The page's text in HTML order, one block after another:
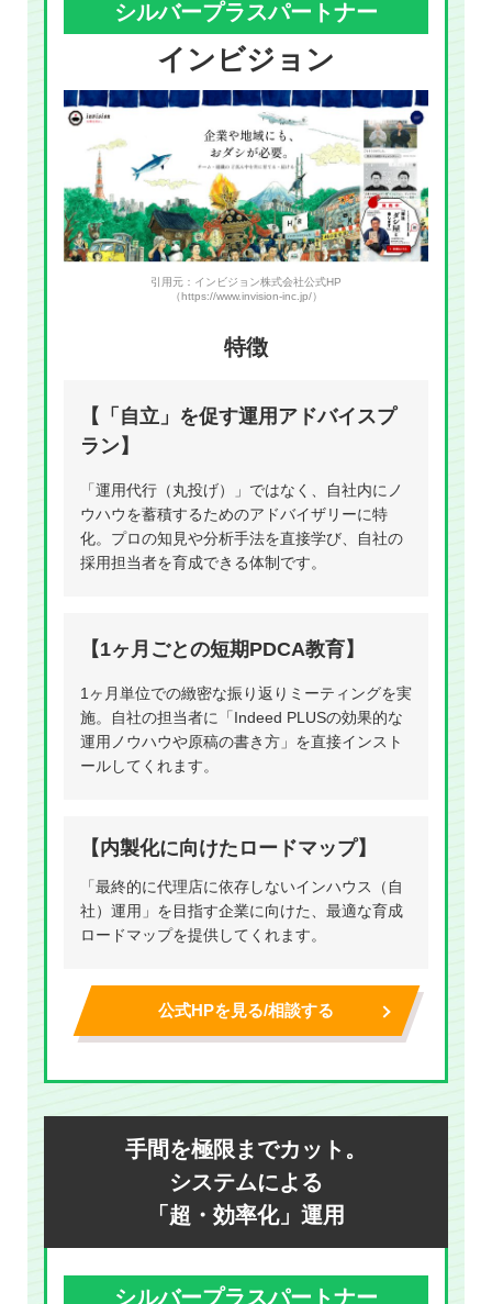
シルバープラスパートナー
インビジョン
引用元：インビジョン株式会社公式HP
（https://www.invision-inc.jp/）
特徴
【「自立」を促す運用アドバイスプ
ラン】
「運用代行（丸投げ）」ではなく、自社内にノ
ウハウを蓄積するためのアドバイザリーに特
化。プロの知見や分析手法を直接学び、自社の
採用担当者を育成できる体制です。
【1ヶ月ごとの短期PDCA教育】
1ヶ月単位での緻密な振り返りミーティングを実
施。自社の担当者に「Indeed PLUSの効果的な
運用ノウハウや原稿の書き方」を直接インスト
ールしてくれます。
【内製化に向けたロードマップ】
「最終的に代理店に依存しないインハウス（自
社）運用」を目指す企業に向けた、最適な育成
ロードマップを提供してくれます。
公式HPを見る/相談する
手間を極限までカット。
システムによる
「超・効率化」運用
シルバープラスパートナー